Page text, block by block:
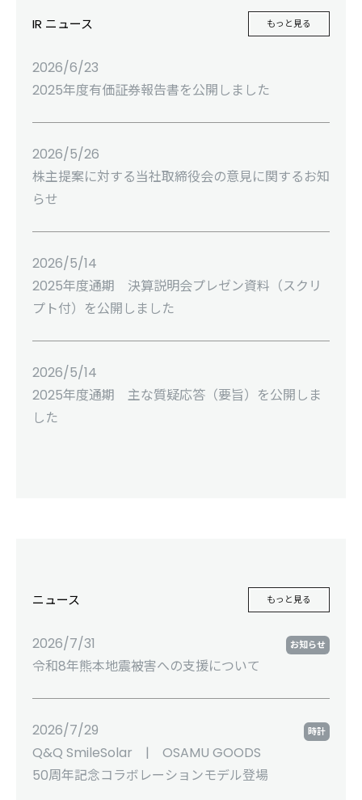
IR ニュース もっと見る
2026/6/23
2025年度有価証券報告書を公開しました
2026/5/26
株主提案に対する当社取締役会の意見に関するお知
らせ
2026/5/14
2025年度通期 決算説明会プレゼン資料（スクリ
プト付）を公開しました
2026/5/14
2025年度通期 主な質疑応答（要旨）を公開しま
した
ニュース もっと見る
2026/7/31
令和8年熊本地震被害への支援について
お知らせ
2026/7/29
Q&Q SmileSolar | OSAMU GOODS
50周年記念コラボレーションモデル登場
時計